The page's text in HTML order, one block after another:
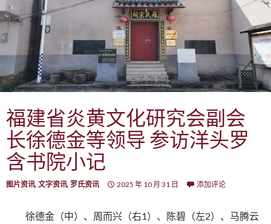
福建省炎黄文化研究会副会
长徐德金等领导 参访洋头罗
含书院小记
图片资讯, 文字资讯, 罗氏资讯 2025 年 10 月 31 日 添加评论
徐德金（中）、周而兴（右1）、陈碧（左2）、马腾云